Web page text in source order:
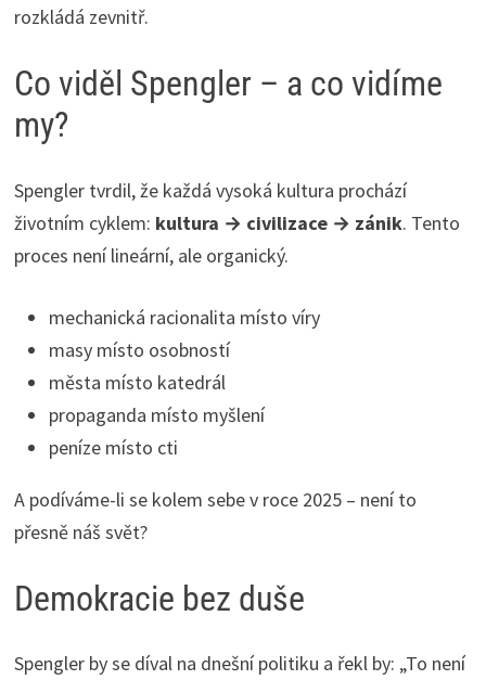
rozkládá zevnitř.
Co viděl Spengler – a co vidíme
my?
Spengler tvrdil, že každá vysoká kultura prochází
životním cyklem: kultura → civilizace → zánik. Tento
proces není lineární, ale organický.
mechanická racionalita místo víry
masy místo osobností
města místo katedrál
propaganda místo myšlení
peníze místo cti
A podíváme-li se kolem sebe v roce 2025 – není to
přesně náš svět?
Demokracie bez duše
Spengler by se díval na dnešní politiku a řekl by: „To není